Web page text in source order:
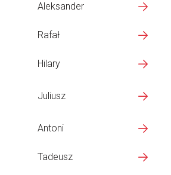
Aleksander
Rafał
Hilary
Juliusz
Antoni
Tadeusz